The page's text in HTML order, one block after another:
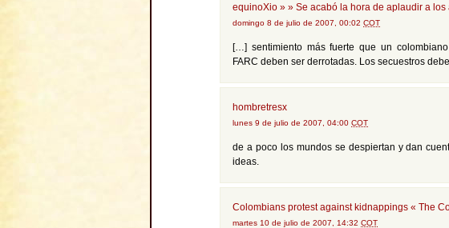
equinoXio » » Se acabó la hora de aplaudir a los
domingo 8 de julio de 2007, 00:02 COT
[…] sentimiento más fuerte que un
FARC deben ser derrotadas. Los secuestros
hombretresx
lunes 9 de julio de 2007, 04:00 COT
de a poco los mundos se despiertan y dan
ideas.
Colombians protest against kidnappings « The
martes 10 de julio de 2007, 14:32 COT